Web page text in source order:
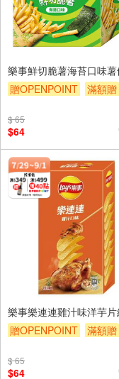
樂事鮮切脆薯海苔口味
贈OPENPOINT
滿額贈
$ 65
$64
樂事樂連連雞汁味洋芋
贈OPENPOINT
滿額贈
$ 65
$64